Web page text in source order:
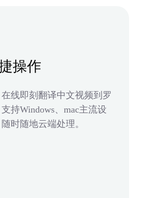
操作
线即刻翻译中文视频到罗
持Windows、mac主流设
时随地云端处理。